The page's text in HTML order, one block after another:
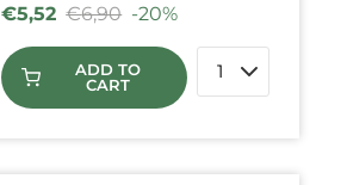
€5,52 €6,90 -20%
ADD TO
CART